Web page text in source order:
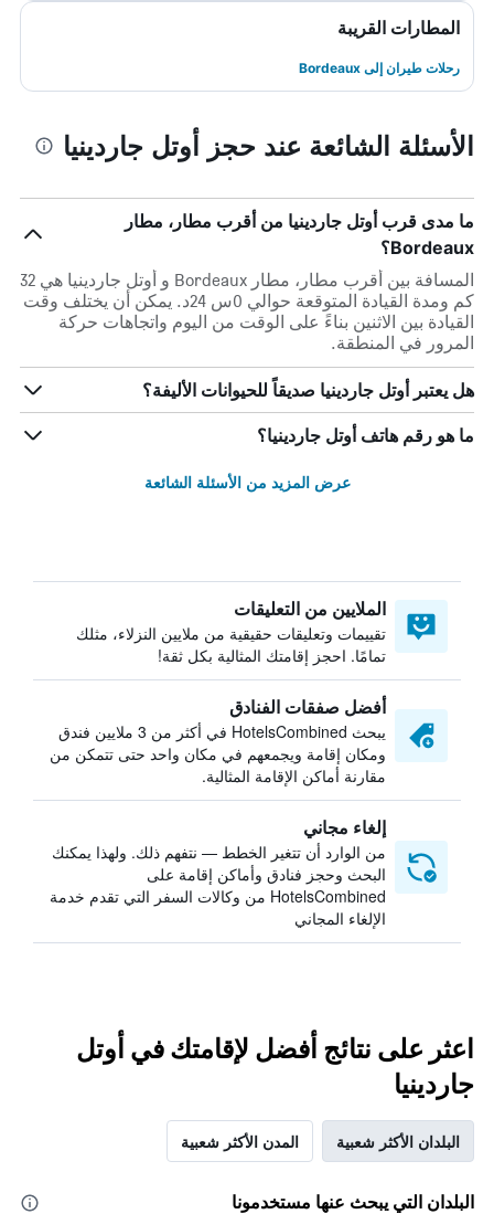
المطارات القريبة
رحلات طيران إلى Bordeaux
الأسئلة الشائعة عند حجز أوتل جاردينيا
ما مدى قرب أوتل جاردينيا من أقرب مطار، مطار
Bordeaux؟
المسافة بين أقرب مطار، مطار Bordeaux و أوتل جاردينيا هي 32
كم ومدة القيادة المتوقعة حوالي 0س 24د. يمكن أن يختلف وقت
القيادة بين الاثنين بناءً على الوقت من اليوم واتجاهات حركة
المرور في المنطقة.
هل يعتبر أوتل جاردينيا صديقاً للحيوانات الأليفة؟
ما هو رقم هاتف أوتل جاردينيا؟
عرض المزيد من الأسئلة الشائعة
الملايين من التعليقات
تقييمات وتعليقات حقيقية من ملايين النزلاء، مثلك
تمامًا. احجز إقامتك المثالية بكل ثقة!
أفضل صفقات الفنادق
يبحث HotelsCombined في أكثر من 3 ملايين فندق
ومكان إقامة ويجمعهم في مكان واحد حتى تتمكن من
مقارنة أماكن الإقامة المثالية.
إلغاء مجاني
من الوارد أن تتغير الخطط — نتفهم ذلك. ولهذا يمكنك
البحث وحجز فنادق وأماكن إقامة على
HotelsCombined من وكالات السفر التي تقدم خدمة
الإلغاء المجاني
اعثر على نتائج أفضل لإقامتك في أوتل
جاردينيا
البلدان الأكثر شعبية المدن الأكثر شعبية
البلدان التي يبحث عنها مستخدمونا